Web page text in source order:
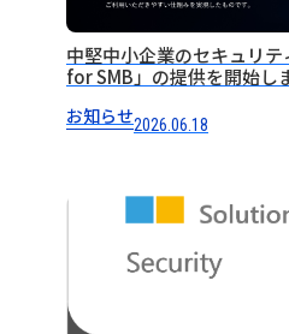
中堅中小企業のセキュリ
for SMB」の提供を開始し
お知らせ2026.06.18